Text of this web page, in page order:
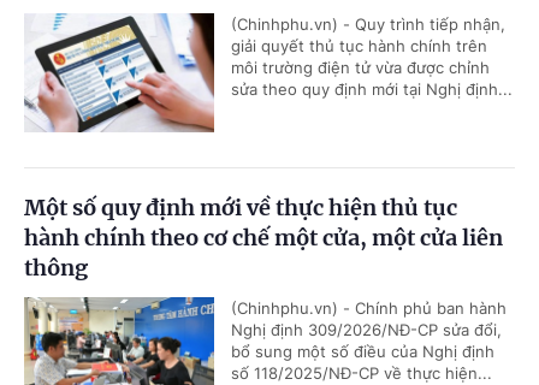
(Chinhphu.vn) - Quy trình tiếp nhận,
giải quyết thủ tục hành chính trên
môi trường điện tử vừa được chỉnh
sửa theo quy định mới tại Nghị định...
Một số quy định mới về thực hiện thủ tục
hành chính theo cơ chế một cửa, một cửa liên
thông
(Chinhphu.vn) - Chính phủ ban hành
Nghị định 309/2026/NĐ-CP sửa đổi,
bổ sung một số điều của Nghị định
số 118/2025/NĐ-CP về thực hiện...